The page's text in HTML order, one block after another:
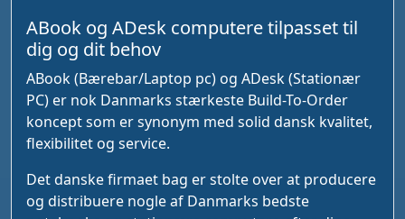
ABook og ADesk computere tilpasset til
dig og dit behov
ABook (Bærebar/Laptop pc) og ADesk (Stationær
PC) er nok Danmarks stærkeste Build-To-Order
koncept som er synonym med solid dansk kvalitet,
flexibilitet og service.
Det danske firmaet bag er stolte over at producere
og distribuere nogle af Danmarks bedste